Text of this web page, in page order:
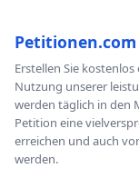
Petitionen.com
Erstellen Sie
Nutzung unserer
werden täglich in den
Petition eine
erreichen und auch
werden.